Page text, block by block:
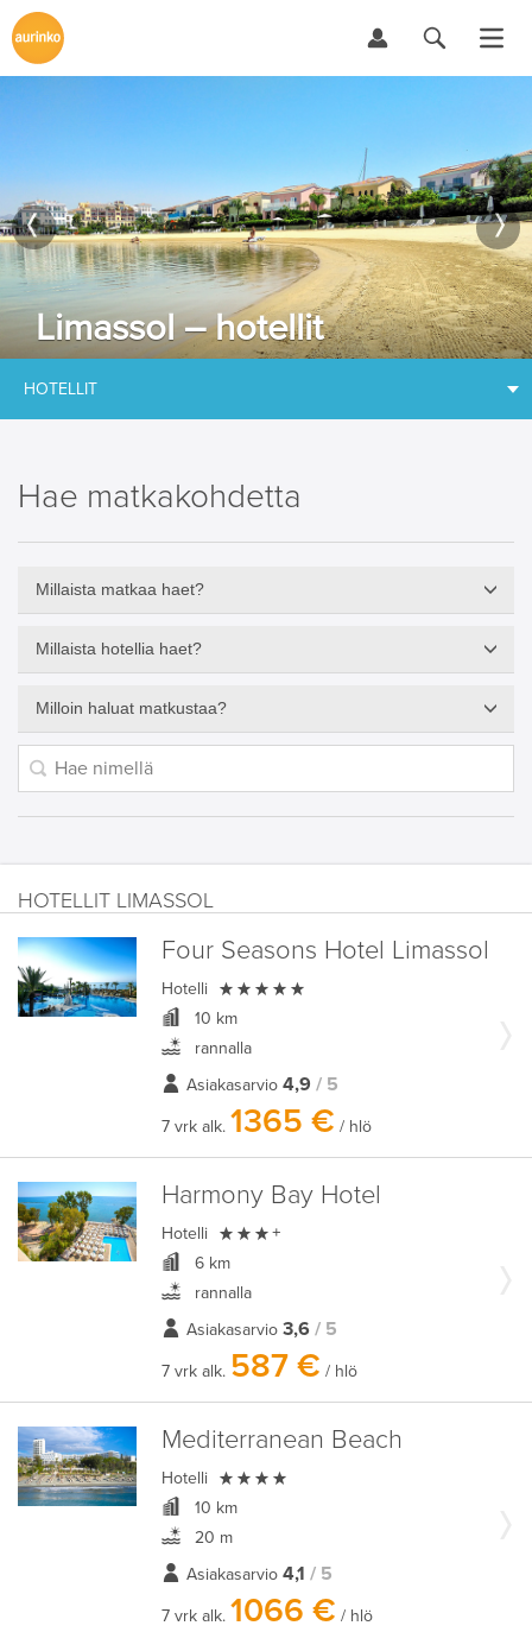
Limassol – hotellit
HOTELLIT
Hae matkakohdetta
Millaista matkaa haet?
Millaista hotellia haet?
Milloin haluat matkustaa?
HOTELLIT LIMASSOL
Four Seasons Hotel Limassol
Hotelli 
10 km
rannalla
Asiakasarvio 4,9 / 5
7 vrk alk. 1365 € / hlö
Harmony Bay Hotel
Hotelli  +
6 km
rannalla
Asiakasarvio 3,6 / 5
7 vrk alk. 587 € / hlö
Mediterranean Beach
Hotelli 
10 km
20 m
Asiakasarvio 4,1 / 5
7 vrk alk. 1066 € / hlö